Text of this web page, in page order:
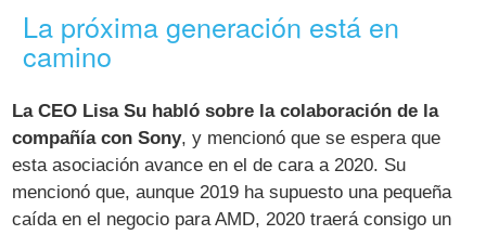
La próxima generación está en
camino
La CEO Lisa Su habló sobre la colaboración de la
compañía con Sony, y mencionó que se espera que
esta asociación avance en el de cara a 2020. Su
mencionó que, aunque 2019 ha supuesto una pequeña
caída en el negocio para AMD, 2020 traerá consigo un